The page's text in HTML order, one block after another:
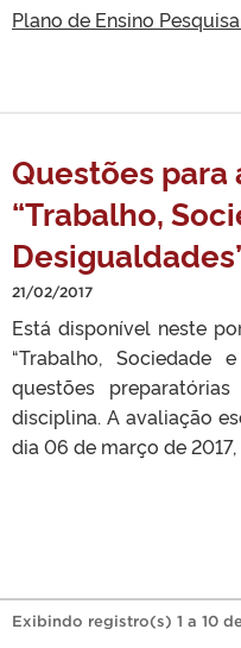
Plano de Ensino
Questões para
“Trabalho,
21/02/2017
Está disponível neste
“Trabalho, Sociedade
questões
disciplina. A avaliação
dia 06 de março de 2017,
Exibindo registro(s) 1 a 10